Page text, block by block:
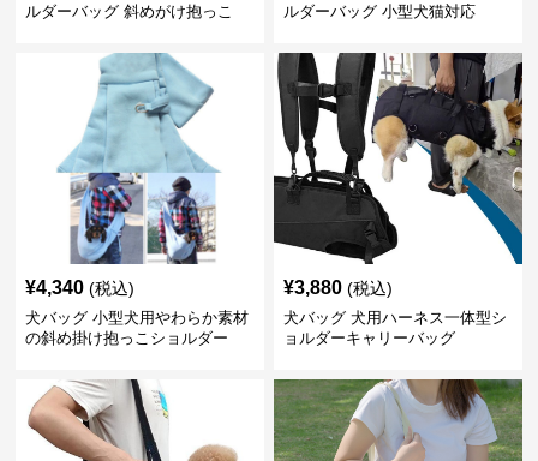
ルダーバッグ 斜めがけ抱っこ ルダーバッグ 小型犬猫対応
¥4,340 (税込)
犬バッグ 小型犬用やわらか素材
の斜め掛け抱っこショルダー
¥3,880 (税込)
犬バッグ 犬用ハーネス一体型シ
ョルダーキャリーバッグ